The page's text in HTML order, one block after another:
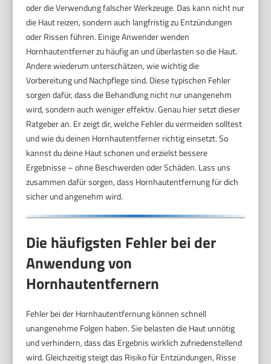
oder die Verwendung falscher Werkzeuge. Das kann nicht nur
die Haut reizen, sondern auch langfristig zu Entzündungen
oder Rissen führen. Einige Anwender wenden
Hornhautentferner zu häufig an und überlasten so die Haut.
Andere wiederum unterschätzen, wie wichtig die
Vorbereitung und Nachpflege sind. Diese typischen Fehler
sorgen dafür, dass die Behandlung nicht nur unangenehm
wird, sondern auch weniger effektiv. Genau hier setzt dieser
Ratgeber an. Er zeigt dir, welche Fehler du vermeiden solltest
und wie du deinen Hornhautentferner richtig einsetzt. So
kannst du deine Haut schonen und erzielst bessere
Ergebnisse – ohne Beschwerden oder Schäden. Lass uns
zusammen dafür sorgen, dass Hornhautentfernung für dich
sicher und angenehm wird.
Die häufigsten Fehler bei der
Anwendung von
Hornhautentfernern
Fehler bei der Hornhautentfernung können schnell
unangenehme Folgen haben. Sie belasten die Haut unnötig
und verhindern, dass das Ergebnis wirklich zufriedenstellend
wird. Gleichzeitig steigt das Risiko für Entzündungen, Risse